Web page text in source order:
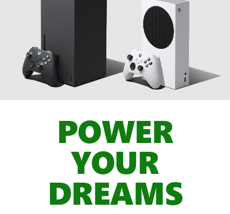
POWER
YOUR
DREAMS